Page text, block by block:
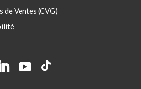
de Ventes (CVG)